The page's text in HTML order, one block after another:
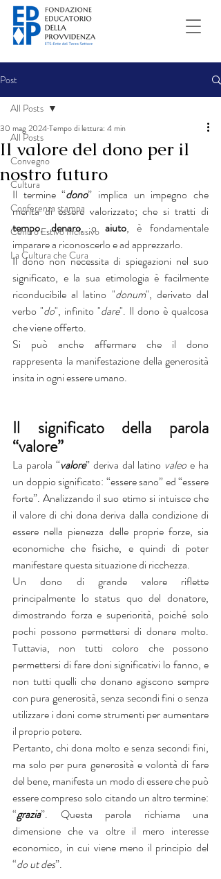
Post
All Posts
Convegno
Cultura
Conferenza stampa
Centro Estivo Inclusivo
La Cultura che Cura
All Posts
Il valore del dono per il
nostro futuro
30 mag 2024Tempo di lettura: 4 min
Il termine “dono” implica un impegno che
tempo, denaro, o aiuto, è fondamentale
imparare a riconoscerlo e ad apprezzarlo.
Il dono non necessita di spiegazioni nel suo
significato, e la sua etimologia è facilmente
riconducibile al latino "donum", derivato dal
verbo "do", infinito "dare". Il dono è qualcosa
che viene offerto.
Si può anche affermare che il dono
rappresenta la manifestazione della generosità
insita in ogni essere umano.
Il significato della parola
“valore”
La parola “valore” deriva dal latino valeo e ha
un doppio significato: “essere sano” ed “essere
forte”. Analizzando il suo etimo si intuisce che
il valore di chi dona deriva dalla condizione di
essere nella pienezza delle proprie forze, sia
economiche che fisiche, e quindi di poter
manifestare questa situazione di ricchezza.
Un dono di grande valore riflette
principalmente lo status quo del donatore,
dimostrando forza e superiorità, poiché solo
pochi possono permettersi di donare molto.
Tuttavia, non tutti coloro che possono
permettersi di fare doni significativi lo fanno, e
non tutti quelli che donano agiscono sempre
con pura generosità, senza secondi fini o senza
utilizzare i doni come strumenti per aumentare
il proprio potere.
Pertanto, chi dona molto e senza secondi fini,
ma solo per pura generosità e volontà di fare
del bene, manifesta un modo di essere che può
essere compreso solo citando un altro termine:
“grazia”. Questa parola richiama una
dimensione che va oltre il mero interesse
economico, in cui viene meno il principio del
“do ut des”.